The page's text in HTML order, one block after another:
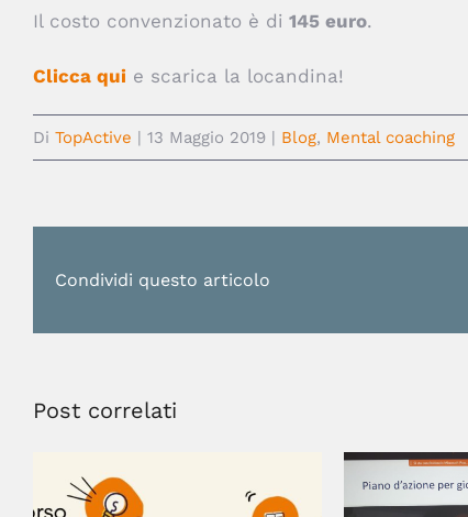
Il costo convenzionato è di 145 euro.
Clicca qui e scarica la locandina!
Di TopActive | 13 Maggio 2019 | Blog, Mental coaching
Condividi questo articolo
Post correlati